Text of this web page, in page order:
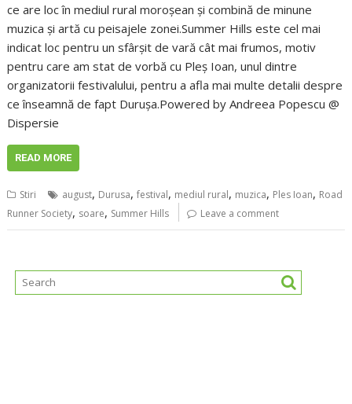
ce are loc în mediul rural moroșean și combină de minune
muzica și artă cu peisajele zonei.Summer Hills este cel mai
indicat loc pentru un sfârșit de vară cât mai frumos, motiv
pentru care am stat de vorbă cu Pleș Ioan, unul dintre
organizatorii festivalului, pentru a afla mai multe detalii despre
ce înseamnă de fapt Durușa.Powered by Andreea Popescu @
Dispersie
READ MORE
Stiri august, Durusa,festival, mediul rural, muzica, Ples Ioan, Road
Runner Society, soare, Summer Hills Leave a comment